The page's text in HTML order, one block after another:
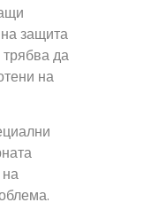
защита
да
на